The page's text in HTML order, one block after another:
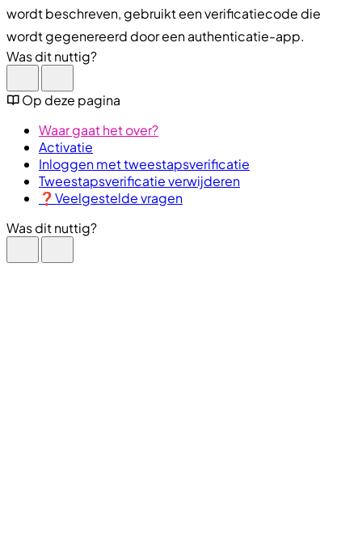
wordt beschreven, gebruikt een verificatiecode die
wordt gegenereerd door een authenticatie-app.
Was dit nuttig?
Op deze pagina
Waar gaat het over?
Activatie
Inloggen met tweestapsverificatie
Tweestapsverificatie verwijderen
❓​Veelgestelde vragen
Was dit nuttig?